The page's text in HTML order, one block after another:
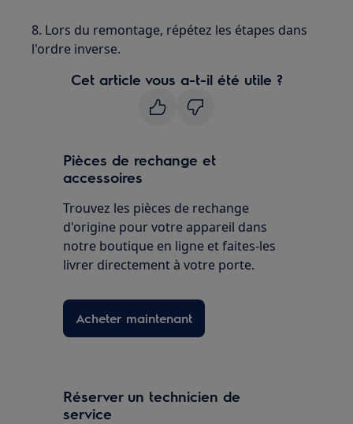
8. Lors du remontage, répétez les étapes dans
l'ordre inverse.
Cet article vous a-t-il été utile ?
Pièces de rechange et
accessoires
Trouvez les pièces de rechange
d'origine pour votre appareil dans
notre boutique en ligne et faites-les
livrer directement à votre porte.
Acheter maintenant
Réserver un technicien de
service